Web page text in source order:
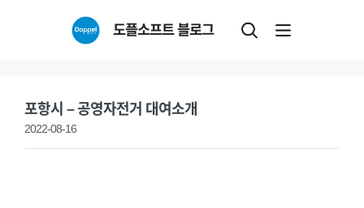
도플소프트 블로그
포항시 – 공영자전거 대여소개
2022-08-16